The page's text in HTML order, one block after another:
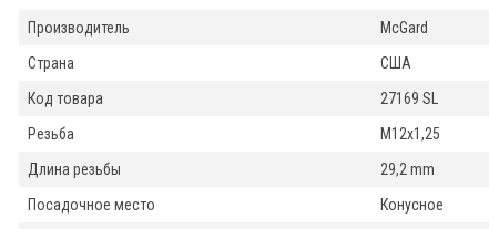
Производитель
McGard
Страна
США
Код товара
27169 SL
Резьба
M12x1,25
Длина резьбы
29,2 mm
Посадочное место
Конусное